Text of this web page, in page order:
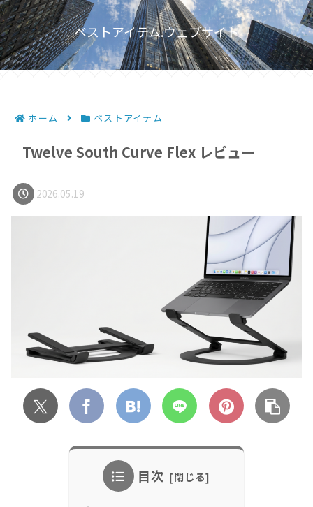
ベストアイテム.ウェブサイト
ホーム ベストアイテム
Twelve South Curve Flex レビュー
2026.05.19
目次